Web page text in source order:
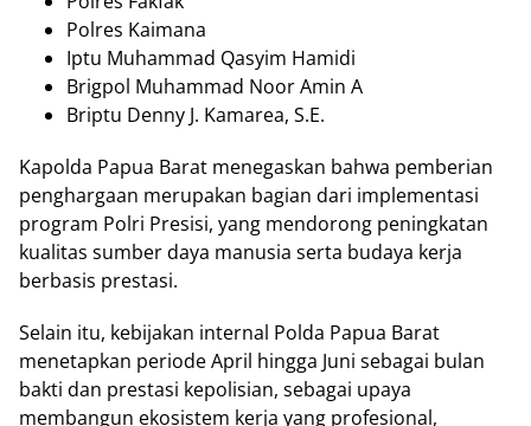
Polres Kaimana
Iptu Muhammad Qasyim Hamidi
Brigpol Muhammad Noor Amin A
Briptu Denny J. Kamarea, S.E.
Kapolda Papua Barat menegaskan bahwa pemberian
penghargaan merupakan bagian dari implementasi
program Polri Presisi, yang mendorong peningkatan
kualitas sumber daya manusia serta budaya kerja
berbasis prestasi.
Selain itu, kebijakan internal Polda Papua Barat
menetapkan periode April hingga Juni sebagai bulan
bakti dan prestasi kepolisian, sebagai upaya
membangun ekosistem kerja yang profesional,